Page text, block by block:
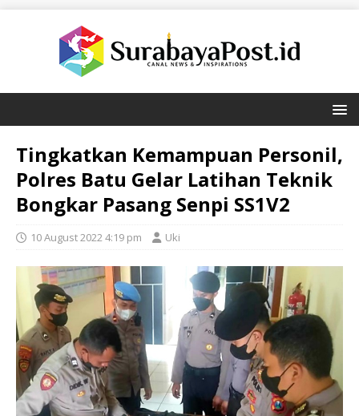
Tingkatkan Kemampuan Personil,
Polres Batu Gelar Latihan Teknik
Bongkar Pasang Senpi SS1V2
10 August 2022 4:19 pm Uki